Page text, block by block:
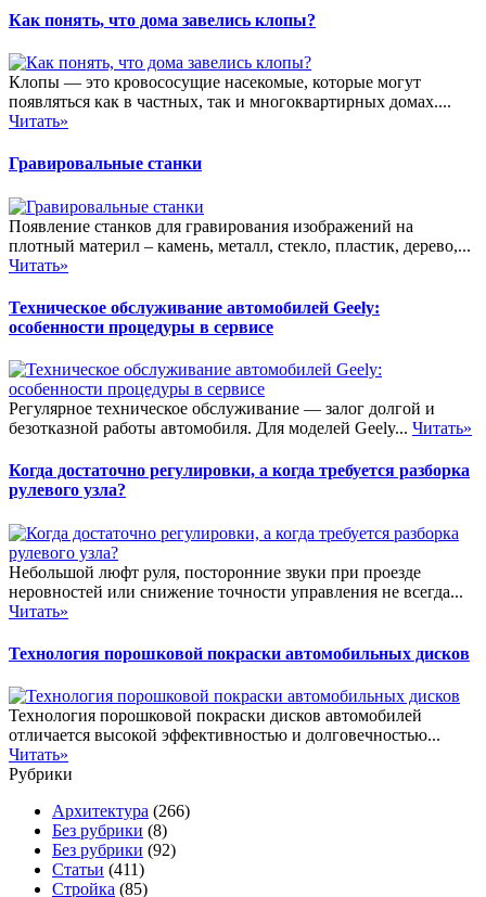
Как понять, что дома завелись клопы?
Клопы — это кровососущие насекомые, которые могут
появляться как в частных, так и многоквартирных домах....
Читать»
Гравировальные станки
Появление станков для гравирования изображений на
плотный материл – камень, металл, стекло, пластик, дерево,...
Читать»
Техническое обслуживание автомобилей Geely:
особенности процедуры в сервисе
Регулярное техническое обслуживание — залог долгой и
безотказной работы автомобиля. Для моделей Geely... Читать»
Когда достаточно регулировки, а когда требуется разборка
рулевого узла?
Небольшой люфт руля, посторонние звуки при проезде
неровностей или снижение точности управления не всегда...
Читать»
Технология порошковой покраски автомобильных дисков
Технология порошковой покраски дисков автомобилей
отличается высокой эффективностью и долговечностью...
Читать»
Рубрики
Архитектура (266)
Без рубрики (8)
Без рубрики (92)
Статьи (411)
Стройка (85)